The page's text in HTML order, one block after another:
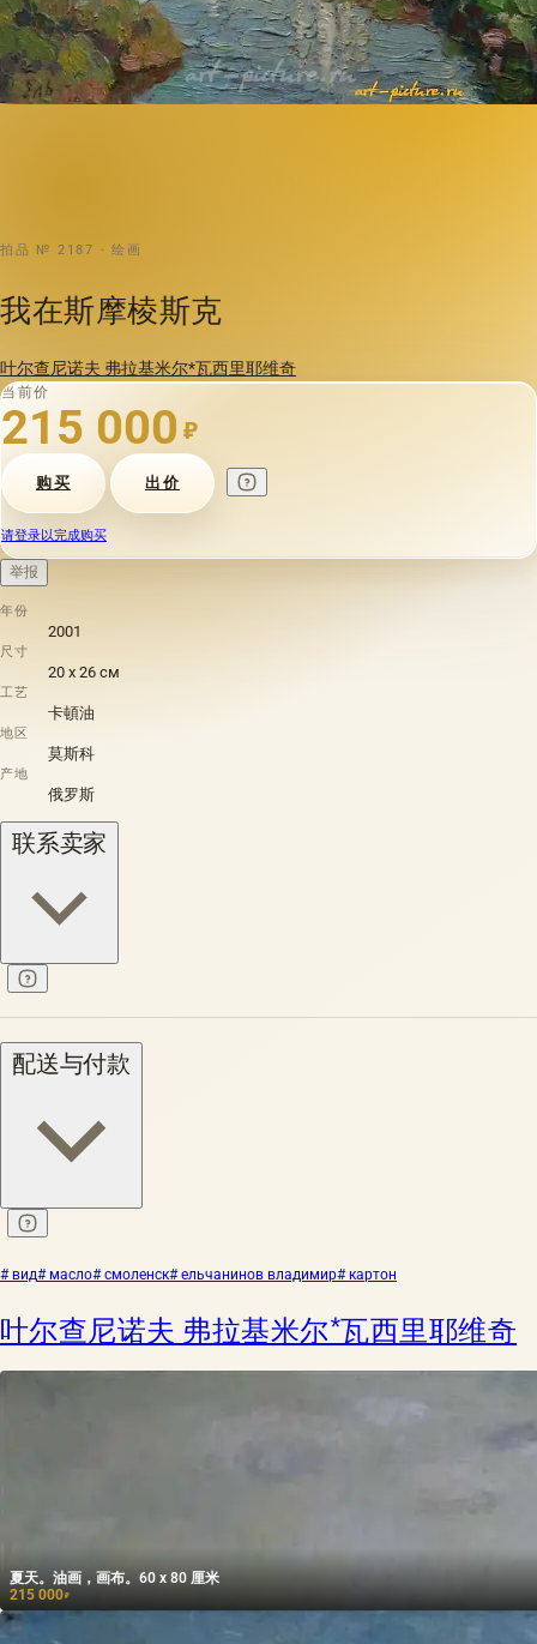
拍品 № 2187 · 绘画
我在斯摩棱斯克
叶尔查尼诺夫 弗拉基米尔*瓦西里耶维奇
当前价
215 000 ₽
购买 出价
请登录以完成购买
举报
年份
2001
尺寸
20 х 26 см
工艺
卡頓油
地区
莫斯科
产地
俄罗斯
联系卖家
配送与付款
# вид# масло# смоленск# ельчанинов владимир# картон
叶尔查尼诺夫 弗拉基米尔*瓦西里耶维奇
夏天。油画，画布。60 x 80 厘米
215 000₽